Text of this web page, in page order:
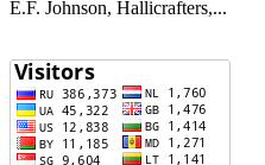
E.F. Johnson, Hallicrafters,...